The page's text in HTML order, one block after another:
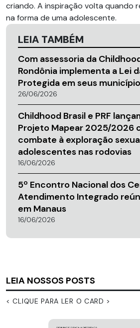
criando. A inspiração volta quando
na forma de uma adolescente.
LEIA TAMBÉM
Com assessoria da
Rondônia implementa a Lei
Protegida em seus
26/06/2026
Childhood Brasil e PRF
Projeto Mapear 2025/2026
combate à exploração
adolescentes nas rodovias
16/06/2026
5º Encontro Nacional dos
Atendimento Integrado
em Manaus
16/06/2026
LEIA NOSSOS POSTS
< CLIQUE PARA LER O CARD >